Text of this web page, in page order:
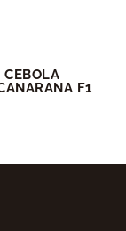
CEBOLA
F1